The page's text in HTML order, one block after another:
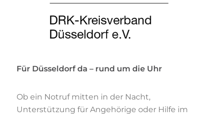
Für Düsseldorf da – rund um die Uhr
Ob ein Notruf mitten in der Nacht,
Unterstützung für Angehörige oder Hilfe im